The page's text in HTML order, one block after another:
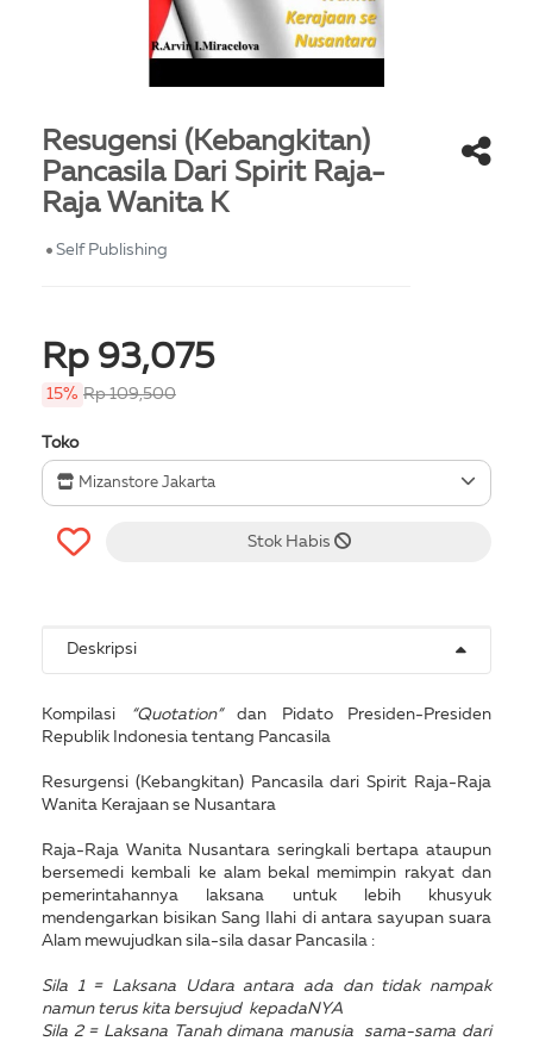
Resugensi (Kebangkitan)
Pancasila Dari Spirit Raja-
Raja Wanita K
Self Publishing
Rp 93,075
15% Rp 109,500
Toko
Mizanstore Jakarta
Stok Habis
Deskripsi
Kompilasi “Quotation”dan Pidato Presiden-Presiden
Republik Indonesia tentang Pancasila
Resurgensi (Kebangkitan) Pancasila dari Spirit Raja-Raja
Wanita Kerajaan se Nusantara
Raja-Raja Wanita Nusantara seringkali bertapa ataupun
bersemedi kembali ke alam bekal memimpin rakyat dan
pemerintahannya laksana untuk lebih khusyuk
mendengarkan bisikan Sang Ilahi di antara sayupan suara
Alam mewujudkan sila-sila dasar Pancasila :
Sila 1 = Laksana Udara antara ada dan tidak nampak
namun terus kita bersujud kepadaNYA
Sila 2 = Laksana Tanah dimana manusia sama-sama dari